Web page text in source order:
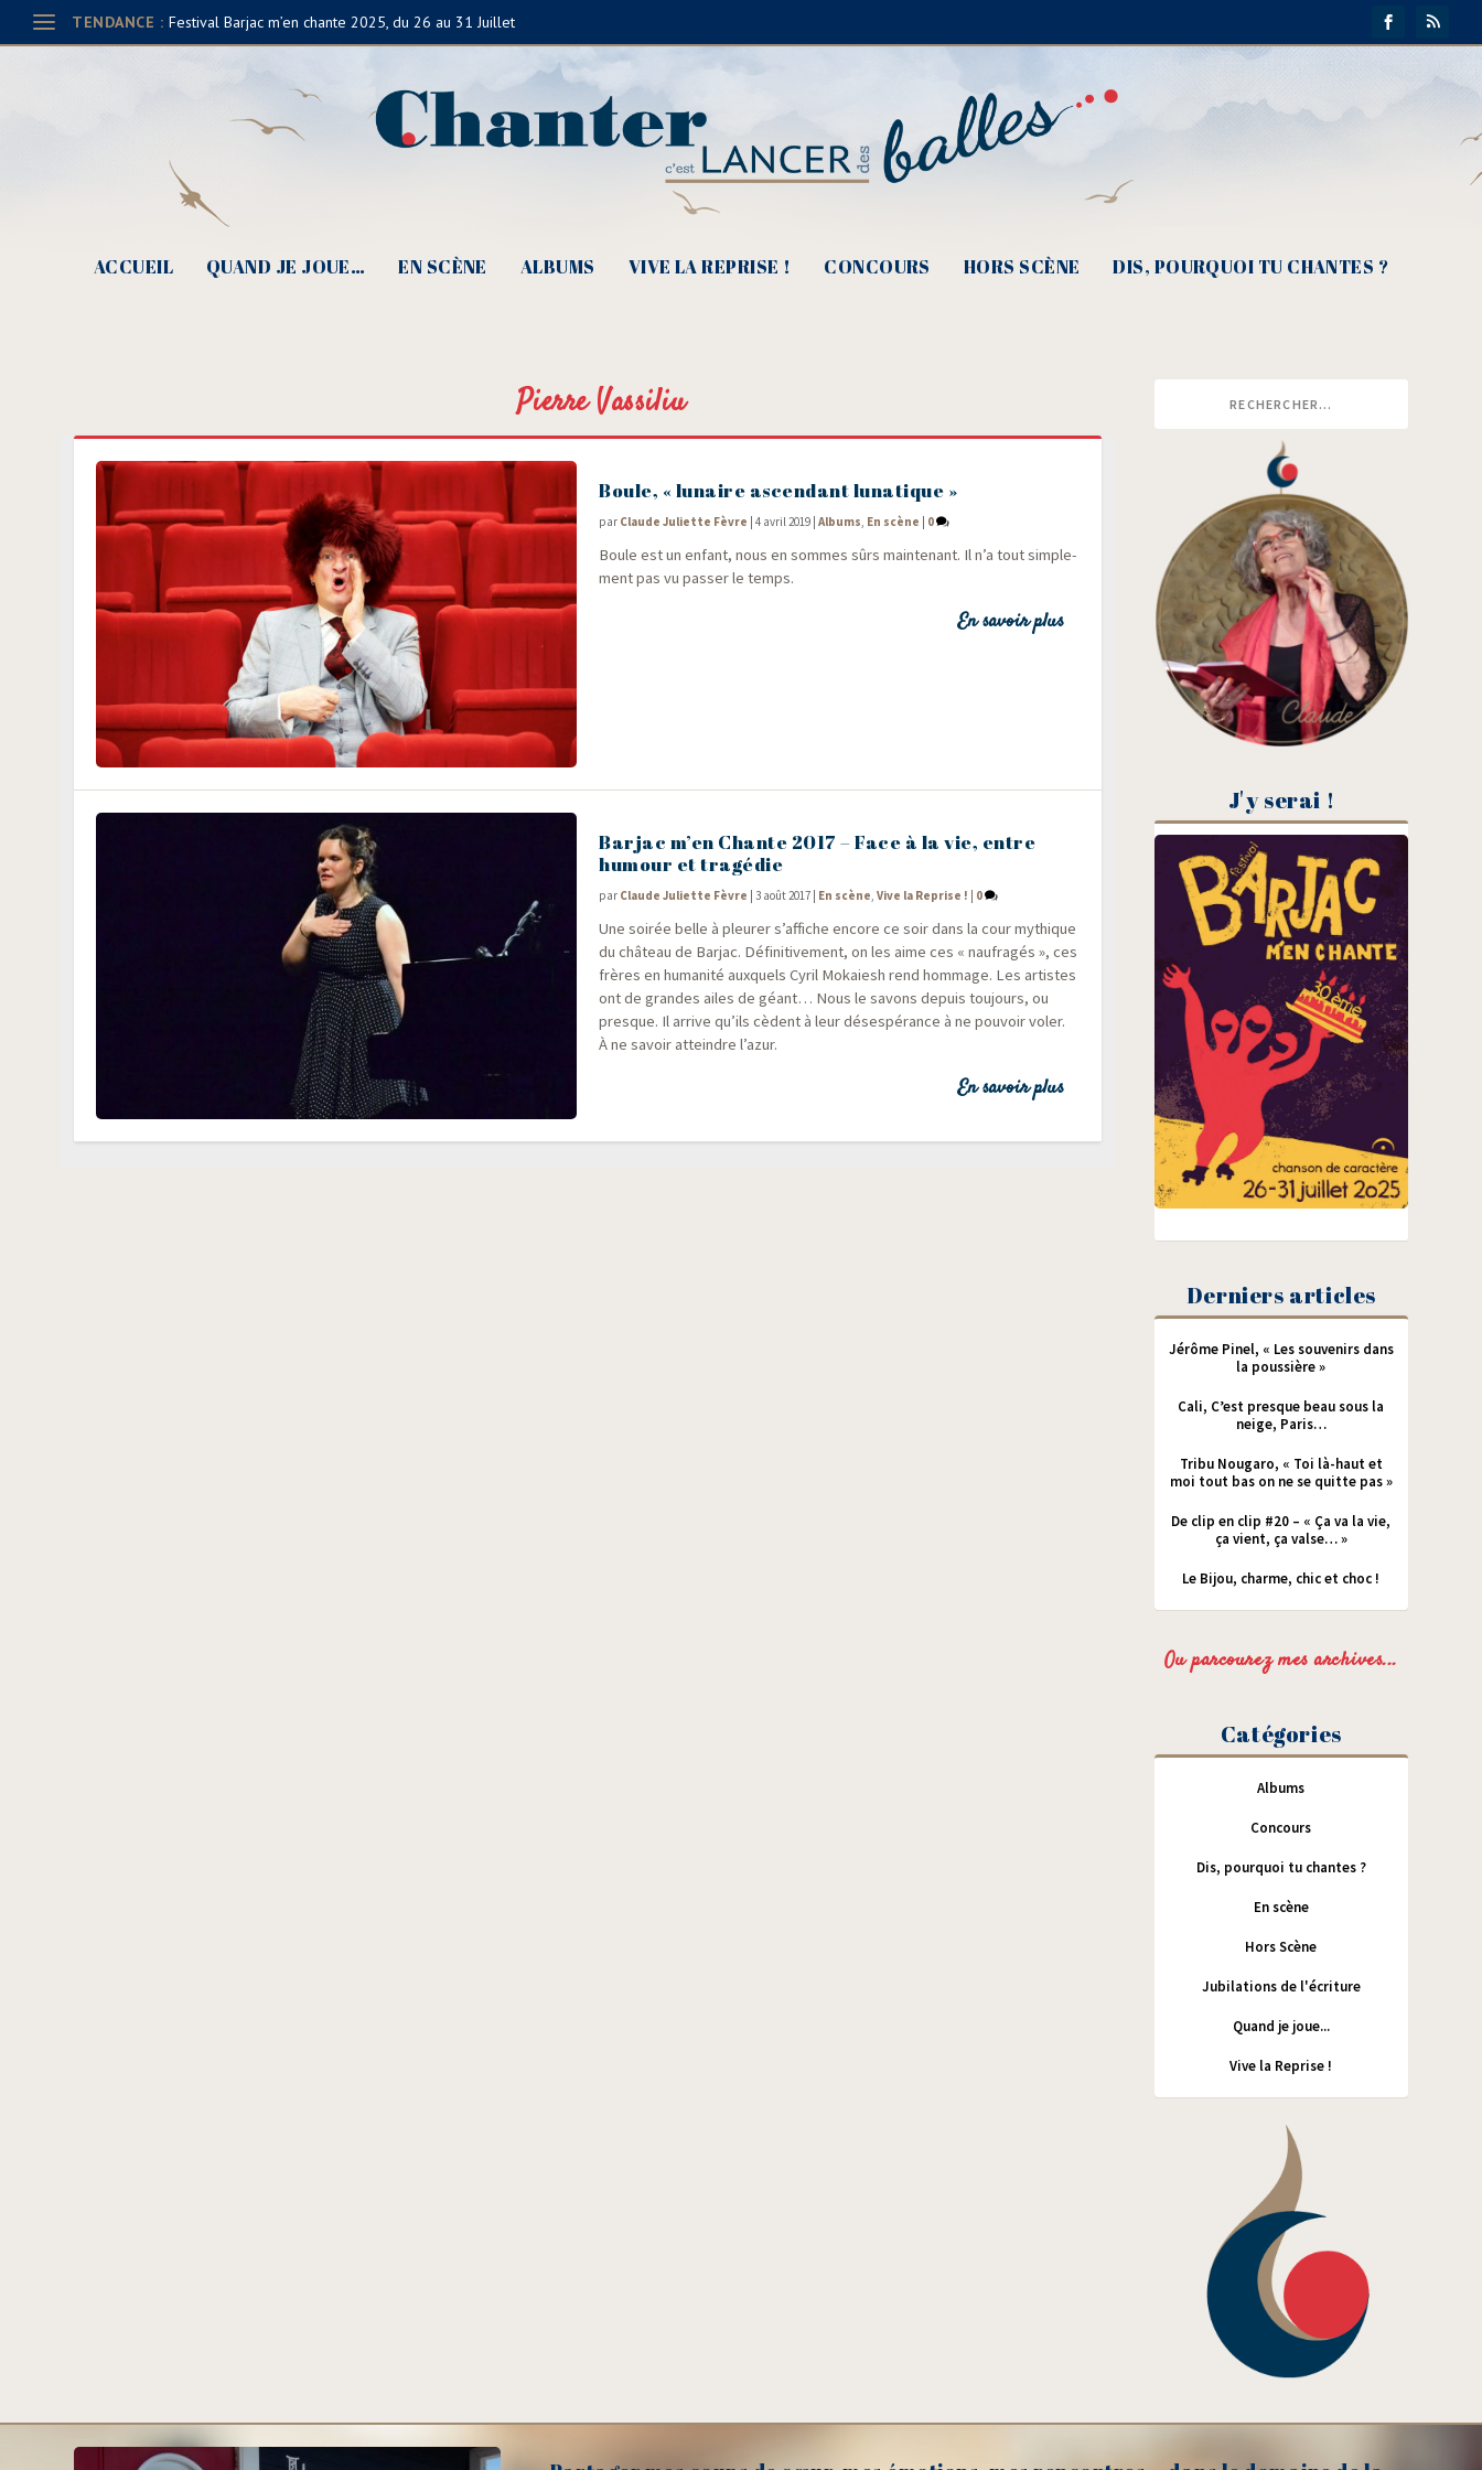
TENDANCE : Festival Barjac m’en chante 2025, du 26 au 31 Juillet
ACCUEIL QUAND JE JOUE… EN SCÈNE ALBUMS VIVE LA REPRISE ! CONCOURS HORS SCÈNE DIS, POURQUOI TU CHANTES ?
Pierre Vassiliu
Boule, « lunaire ascendant lunatique »
par Claude Juliette Fèvre |4 avril 2019 |Albums, En scène 0
Boule est un enfant, nous en sommes sûrs main­te­nant. Il n’a tout sim­ple­
ment pas vu pas­ser le temps.
En savoir plus
Barjac m’en Chante 2017 – Face à la vie, entre
humour et tragédie
par Claude Juliette Fèvre |3 août 2017 En scène,Vive la Reprise ! 0
Une soi­rée belle à pleu­rer s’affiche encore ce soir dans la cour mythique
du châ­teau de Bar­jac. Défi­ni­ti­ve­ment, on les aime ces « nau­fra­gés », ces
frères en huma­ni­té aux­quels Cyril Mokaiesh rend hom­mage. Les artistes
ont de grandes ailes de géant… Nous le savons depuis tou­jours, ou
presque. Il arrive qu’ils cèdent à leur déses­pé­rance à ne pou­voir voler.
À ne savoir atteindre l’azur.
En savoir plus
J'y serai !
Derniers articles
Jérôme Pinel, « Les souvenirs dans
la poussière »
Cali, C’est presque beau sous la
neige, Paris…
Tribu Nougaro, « Toi là-haut et
moi tout bas on ne se quitte pas »
De clip en clip #20 – « Ça va la vie,
ça vient, ça valse… »
Le Bijou, charme, chic et choc !
Ou parcourez mes archives...
Catégories
Albums
Concours
Dis, pourquoi tu chantes ?
En scène
Hors Scène
Jubilations de l'écriture
Quand je joue...
Vive la Reprise !